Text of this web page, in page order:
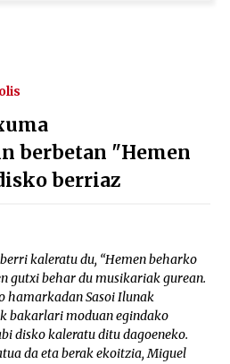
berbetan "Hemen
berriaz
kaleratu du, “Hemen beharko
gutxi behar du musikariak gurean.
hamarkadan Sasoi Ilunak
bakarlari moduan egindako
disko kaleratu ditu dagoeneko.
da eta berak ekoitzia, Miguel